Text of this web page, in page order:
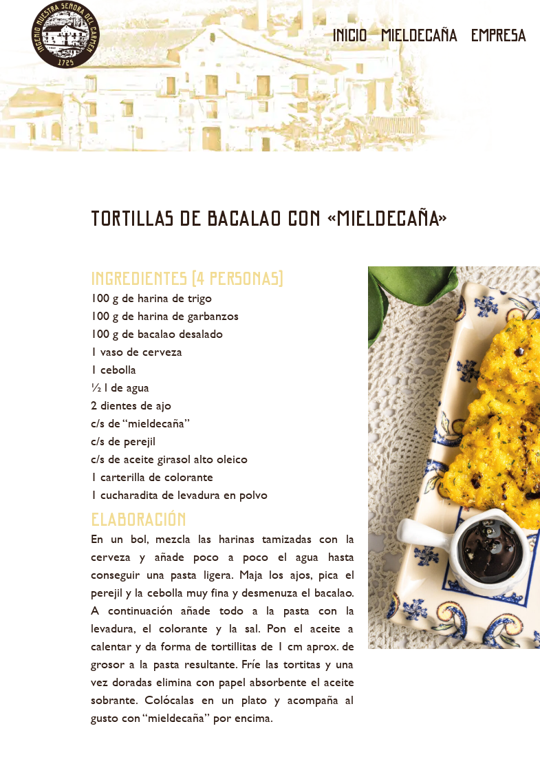
Inicio Mieldecaña Empresa
Tortillas de bacalao con «Mieldecaña»
Ingredientes (4 personas)
100 g de harina de trigo
100 g de harina de garbanzos
100 g de bacalao desalado
1 vaso de cerveza
1 cebolla
½ l de agua
2 dientes de ajo
c/s de “mieldecaña”
c/s de perejil
c/s de aceite girasol alto oleico
1 carterilla de colorante
1 cucharadita de levadura en polvo
Elaboración
En un bol, mezcla las harinas tamizadas con la
cerveza y añade poco a poco el agua hasta
conseguir una pasta ligera. Maja los ajos, pica el
perejil y la cebolla muy fina y desmenuza el bacalao.
A continuación añade todo a la pasta con la
levadura, el colorante y la sal. Pon el aceite a
calentar y da forma de tortillitas de 1 cm aprox. de
grosor a la pasta resultante. Fríe las tortitas y una
vez doradas elimina con papel absorbente el aceite
sobrante. Colócalas en un plato y acompaña al
gusto con “mieldecaña” por encima.